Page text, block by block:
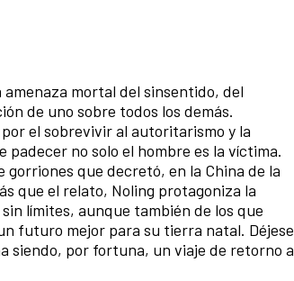
mortal del sinsentido, del
de uno sobre todos los demás.
el sobrevivir al autoritarismo y la
no solo el hombre es la víctima.
que decretó, en la China de la
que el relato, Noling protagoniza la
límites, aunque también de los que
futuro mejor para su tierra natal. Déjese
siendo, por fortuna, un viaje de retorno a